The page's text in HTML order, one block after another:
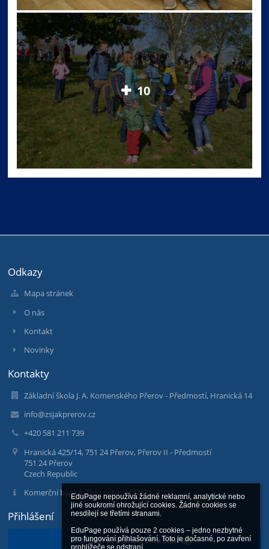
EduPage nepoužívá žádné reklamní, analytické nebo
jiné soukromí ohrožující cookies. Žádné cookies se
nesdílejí se třetími stranami.
EduPage používá pouze 2 cookies – jedno nezbytné
pro fungování přihlašování. Toto je dočasné, po zavření
prohlížeče se odstraní.
10
Odkazy
Mapa stránek
O nás
Kontakt
Novinky
Kontakty
Základní škola J. A. Komenského Přerov - Předmostí, Hranická 14
info@zsjakprerov.cz
+420 581 211 739
Hranická 425/14, 751 24 Přerov, Přerov II - Předmostí
751 24 Přerov
Czech Republic
Komerční banka, číslo účtu: 9437831/0100
Přihlášení
Přihlásit se pomocí účtu EduPage